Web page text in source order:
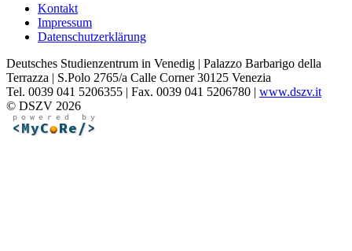
Kontakt
Impressum
Datenschutzerklärung
Deutsches Studienzentrum in Venedig | Palazzo Barbarigo della
Terrazza | S.Polo 2765/a Calle Corner 30125 Venezia
Tel. 0039 041 5206355 | Fax. 0039 041 5206780 | www.dszv.it
© DSZV 2026